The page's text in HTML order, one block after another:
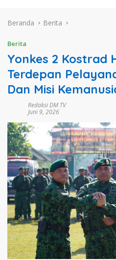
Beranda Berita
Berita
Yonkes 2 Kostrad
Terdepan
Dan Misi
Redaksi DM TV
Juni 9, 2026